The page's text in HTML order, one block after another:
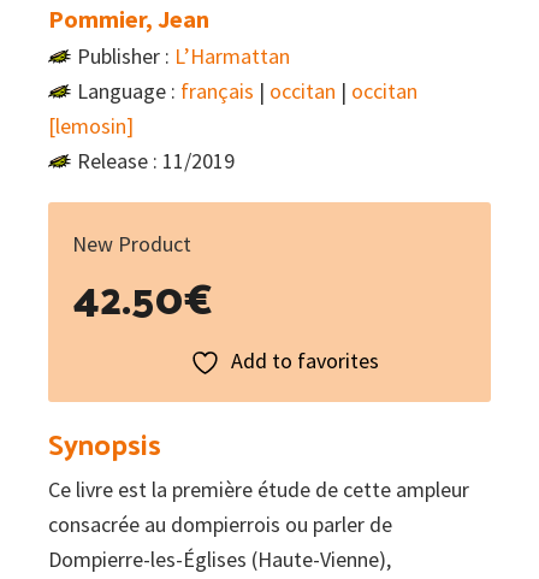
Pommier, Jean
Publisher : L’Harmattan
Language : français | occitan | occitan
[lemosin]
Release : 11/2019
New Product
42.50€
Add to favorites
Synopsis
Ce livre est la première étude de cette ampleur
consacrée au dompierrois ou parler de
Dompierre-les-Églises (Haute-Vienne),